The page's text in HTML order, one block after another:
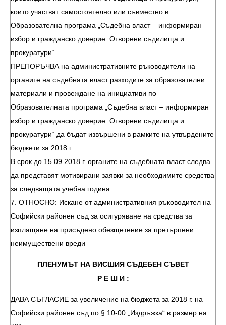
които участват самостоятелно или съвместно в
Образователна програма „Съдебна власт – информиран
избор и гражданско доверие. Отворени съдилища и
прокуратури“.
ПРЕПОРЪЧВА на административните ръководители на
органите на съдебната власт разходите за образователни
материали и провеждане на инициативи по
Образователната програма „Съдебна власт – информиран
избор и гражданско доверие. Отворени съдилища и
прокуратури“ да бъдат извършени в рамките на утвърдените
бюджети за 2018 г.
В срок до 15.09.2018 г. органите на съдебната власт следва
да представят мотивирани заявки за необходимите средства
за следващата учебна година.
7. ОТНОСНО: Искане от административния ръководител на
Софийски районен съд за осигуряване на средства за
изплащане на присъдено обезщетение за претърпени
неимуществени вреди
ПЛЕНУМЪТ НА ВИСШИЯ СЪДЕБЕН СЪВЕТ
Р Е Ш И :
ДАВА СЪГЛАСИЕ за увеличение на бюджета за 2018 г. на
Софийски районен съд по § 10-00 „Издръжка“ в размер на